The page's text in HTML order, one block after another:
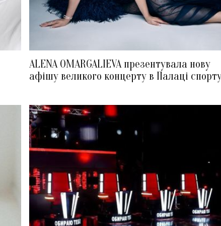
ALENA OMARGALIEVA презентувала нову
афішу великого концерту в Палаці